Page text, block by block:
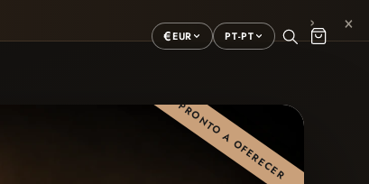
› ×
€EUR PT-PT
🎀 PRONTO A OFERECER